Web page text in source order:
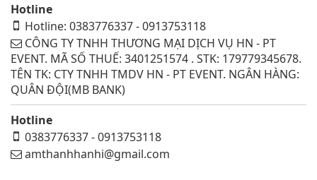
Hotline
Hotline: 0383776337 - 0913753118
CÔNG TY TNHH THƯƠNG MẠI DỊCH VỤ HN - PT
EVENT. MÃ SỐ THUẾ: 3401251574 . STK: 179779345678.
TÊN TK: CTY TNHH TMDV HN - PT EVENT. NGÂN HÀNG:
QUÂN ĐỘI(MB BANK)
Hotline
0383776337 - 0913753118
amthanhhanhi@gmail.com